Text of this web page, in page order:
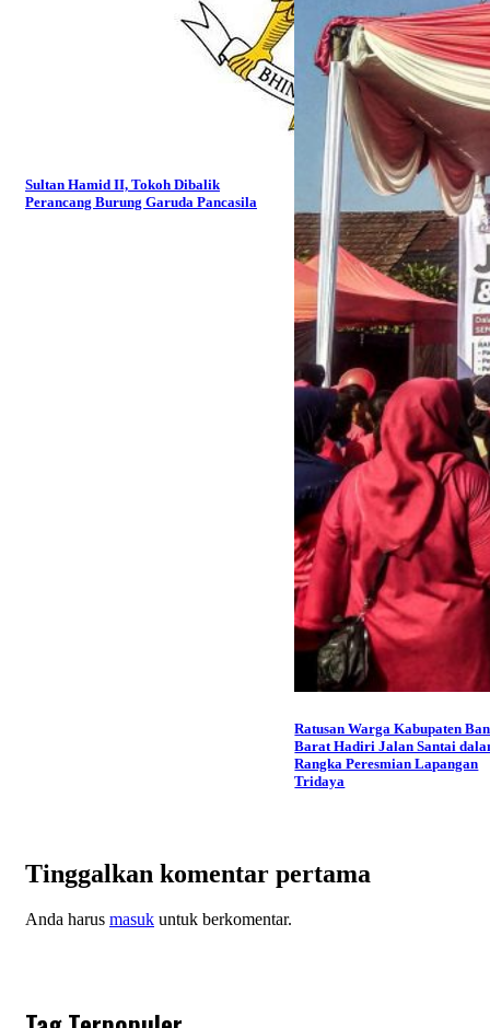
Sultan Hamid II, Tokoh Dibalik
Perancang Burung Garuda Pancasila
Ratusan Warga Kabupaten
Barat Hadiri Jalan Santai
Rangka Peresmian Lapangan
Tridaya
Tinggalkan komentar pertama
Anda harus masuk untuk berkomentar.